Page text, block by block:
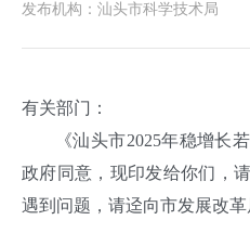
发布机构： 汕头市科学技术局
有关部门：
《汕头市2025年稳增长若
政府同意，现印发给你们，
遇到问题，请迳向市发展改革